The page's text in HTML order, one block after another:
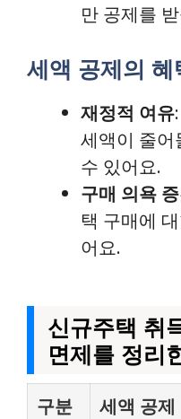
만 공제를
세액 공제의 혜
재정적 여유
세액이 줄어
수 있어요.
구매 의욕
택 구매에
어요.
신규주택 취
면제를 정리
구분 세액 공제